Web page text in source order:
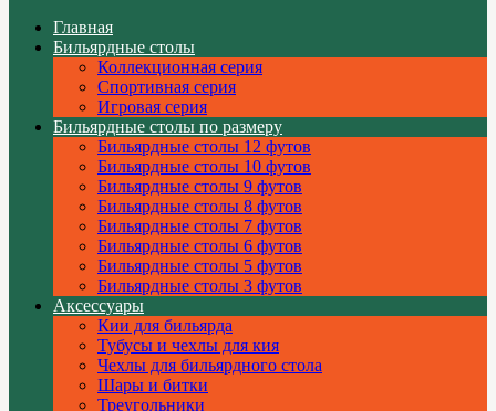
Главная
Бильярдные столы
Коллекционная серия
Спортивная серия
Игровая серия
Бильярдные столы по размеру
Бильярдные столы 12 футов
Бильярдные столы 10 футов
Бильярдные столы 9 футов
Бильярдные столы 8 футов
Бильярдные столы 7 футов
Бильярдные столы 6 футов
Бильярдные столы 5 футов
Бильярдные столы 3 футов
Аксессуары
Кии для бильярда
Тубусы и чехлы для кия
Чехлы для бильярдного стола
Шары и битки
Треугольники